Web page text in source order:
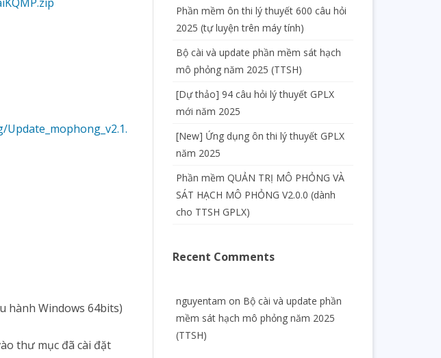
hành Windows 64bits)
thư mục đã cài đặt
Phần mềm ôn thi lý thuyết 600 câu hỏi
2025 (tự luyện trên máy tính)
Bộ cài và update phần mềm sát hạch
mô phỏng năm 2025 (TTSH)
[Dự thảo] 94 câu hỏi lý thuyết GPLX
mới năm 2025
[New] Ứng dụng ôn thi lý thuyết GPLX
năm 2025
Phần mềm QUẢN TRỊ MÔ PHỎNG VÀ
SÁT HẠCH MÔ PHỎNG V2.0.0 (dành
cho TTSH GPLX)
Recent Comments
nguyentam on Bộ cài và update phần
mềm sát hạch mô phỏng năm 2025
(TTSH)